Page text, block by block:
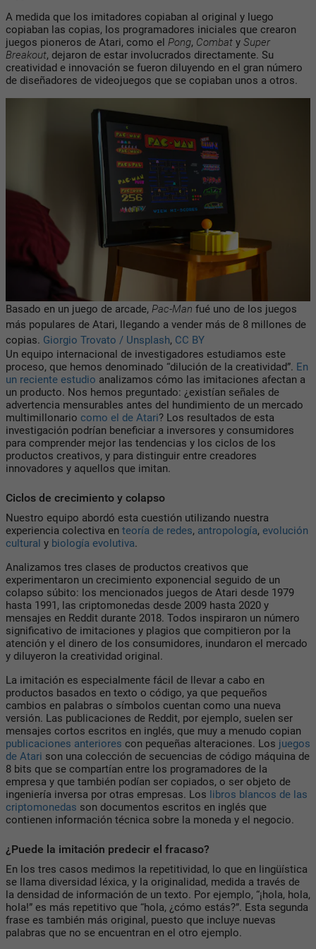
A medida que los imitadores copiaban al original y luego
copiaban las copias, los programadores iniciales que crearon
juegos pioneros de Atari, como el Pong, Combat y Super
Breakout, dejaron de estar involucrados directamente. Su
creatividad e innovación se fueron diluyendo en el gran número
de diseñadores de videojuegos que se copiaban unos a otros.
Basado en un juego de arcade, Pac-Man fué uno de los juegos
más populares de Atari, llegando a vender más de 8 millones de
copias. Giorgio Trovato / Unsplash, CC BY
Un equipo internacional de investigadores estudiamos este
proceso, que hemos denominado “dilución de la creatividad”. En
un reciente estudio analizamos cómo las imitaciones afectan a
un producto. Nos hemos preguntado: ¿existían señales de
advertencia mensurables antes del hundimiento de un mercado
multimillonario como el de Atari? Los resultados de esta
investigación podrían beneficiar a inversores y consumidores
para comprender mejor las tendencias y los ciclos de los
productos creativos, y para distinguir entre creadores
innovadores y aquellos que imitan.
Ciclos de crecimiento y colapso
Nuestro equipo abordó esta cuestión utilizando nuestra
experiencia colectiva en teoría de redes, antropología, evolución
cultural y biología evolutiva.
Analizamos tres clases de productos creativos que
experimentaron un crecimiento exponencial seguido de un
colapso súbito: los mencionados juegos de Atari desde 1979
hasta 1991, las criptomonedas desde 2009 hasta 2020 y
mensajes en Reddit durante 2018. Todos inspiraron un número
significativo de imitaciones y plagios que compitieron por la
atención y el dinero de los consumidores, inundaron el mercado
y diluyeron la creatividad original.
La imitación es especialmente fácil de llevar a cabo en
productos basados en texto o código, ya que pequeños
cambios en palabras o símbolos cuentan como una nueva
versión. Las publicaciones de Reddit, por ejemplo, suelen ser
mensajes cortos escritos en inglés, que muy a menudo copian
publicaciones anteriores con pequeñas alteraciones. Los juegos
de Atari son una colección de secuencias de código máquina de
8 bits que se compartían entre los programadores de la
empresa y que también podían ser copiados, o ser objeto de
ingeniería inversa por otras empresas. Los libros blancos de las
criptomonedas son documentos escritos en inglés que
contienen información técnica sobre la moneda y el negocio.
¿Puede la imitación predecir el fracaso?
En los tres casos medimos la repetitividad, lo que en lingüística
se llama diversidad léxica, y la originalidad, medida a través de
la densidad de información de un texto. Por ejemplo, “¡hola, hola,
hola!” es más repetitivo que “hola, ¿cómo estás?”. Esta segunda
frase es también más original, puesto que incluye nuevas
palabras que no se encuentran en el otro ejemplo.